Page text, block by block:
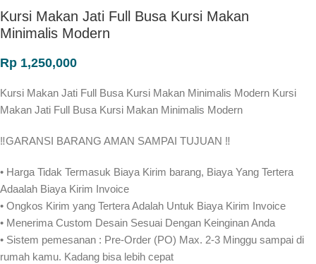
Kursi Makan Jati Full Busa Kursi Makan
Minimalis Modern
Rp 1,250,000
Kursi Makan Jati Full Busa Kursi Makan Minimalis Modern Kursi
Makan Jati Full Busa Kursi Makan Minimalis Modern
‼️GARANSI BARANG AMAN SAMPAI TUJUAN ‼
• Harga Tidak Termasuk Biaya Kirim barang, Biaya Yang Tertera
Adaalah Biaya Kirim Invoice
• Ongkos Kirim yang Tertera Adalah Untuk Biaya Kirim Invoice
• Menerima Custom Desain Sesuai Dengan Keinginan Anda
• Sistem pemesanan : Pre-Order (PO) Max. 2-3 Minggu sampai di
rumah kamu. Kadang bisa lebih cepat⁣⁣